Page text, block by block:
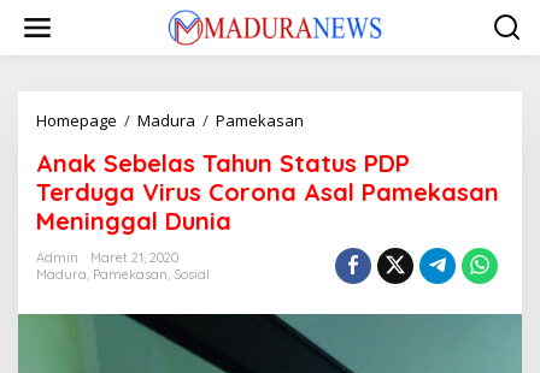
konten
Homepage / Madura / Pamekasan
Tahun
Status
PDP
Virus
Corona
Pamekasan
Meninggal
Dunia
Anak Sebelas Tahun Status PDP
Terduga Virus Corona Asal Pamekasan
Meninggal Dunia
Admin
Maret 21, 2020
Madura, Pamekasan, Sosial